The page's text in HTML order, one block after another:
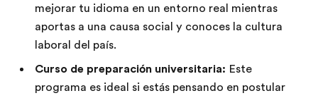
mejorar tu idioma en un entorno real mientras
aportas a una causa social y conoces la cultura
laboral del país.
Curso de preparación universitaria: Este
programa es ideal si estás pensando en postular